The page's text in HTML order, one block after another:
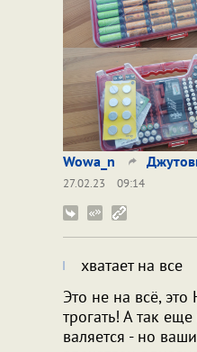
Wowa_n
27.02.23
09:14
хватает на все
Это не на всё, это
трогать! А так
валяется - но